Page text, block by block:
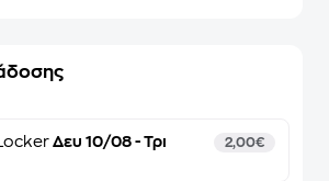
Δευ 10/08 - Τρι
2,00€